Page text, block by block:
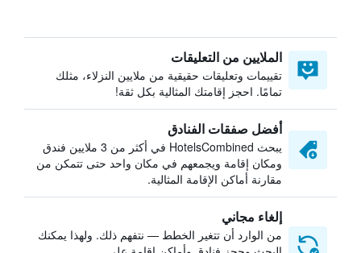
الملايين من التعليقات
تقييمات وتعليقات حقيقية من ملايين النزلاء، مثلك
تمامًا. احجز إقامتك المثالية بكل ثقة!
أفضل صفقات الفنادق
يبحث HotelsCombined في أكثر من 3 ملايين فندق
ومكان إقامة ويجمعهم في مكان واحد حتى تتمكن من
مقارنة أماكن الإقامة المثالية.
إلغاء مجاني
من الوارد أن تتغير الخطط — نتفهم ذلك. ولهذا يمكنك